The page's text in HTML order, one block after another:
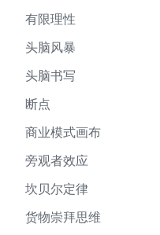
有限理性
头脑风暴
头脑书写
断点
商业模式画布
旁观者效应
坎贝尔定律
货物崇拜思维